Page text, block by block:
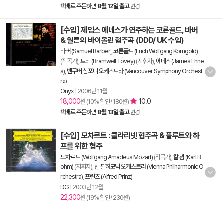
택배로 주문하면 8월 12일 출고 변경
[수입] 제임스 에네스가 연주하는 코른골드, 바버
& 월튼의 바이올린 협주곡 (DDD/ UK 수입)
바버 (Samuel Barber) 코른골트 (Erich Wolfgang Korngold)
(작곡가), 토비 (Bramwell Tovey) (지휘자), 에네스 (James Ehne
s) 벤쿠버 심포니 오케스트라 (Vancouver Symphony Orchest
ra)
Onyx 2006년 11월
18,000원 (10% 할인 / 180원) 10.0
택배로 주문하면 8월 13일 출고 변경
[수입] 모차르트 : 클라리넷 협주곡 & 플루트와 하
프를 위한 협주
모차르트 (Wolfgang Amadeus Mozart) (작곡가), 칼 뵘 (Karl B
ohm) (지휘자), 빈 필하모닉 오케스트라 (Vienna Philharmonic O
rchestra) 프린츠 (Alfred Prinz)
DG 2003년 12월
22,300원 (19% 할인 / 230원)